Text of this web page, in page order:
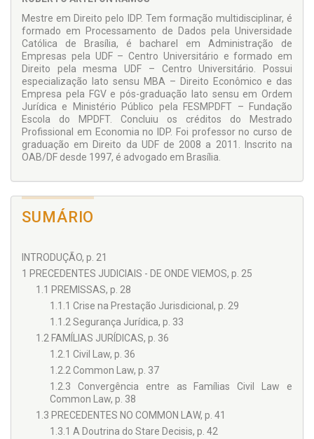
posicionar a respeito de polêmicas decorrentes da adoção
desse modelo no direito brasileiro.” (do Prefácio, Prof. Luiz
Wambier).
Mestre em Direito pelo IDP. Tem formação multidisciplinar, é
formado em Processamento de Dados pela Universidade
Católica de Brasília, é bacharel em Administração de
Empresas pela UDF – Centro Universitário e formado em
Direito pela mesma UDF – Centro Universitário. Possui
especialização lato sensu MBA – Direito Econômico e das
Empresa pela FGV e pós-graduação lato sensu em Ordem
Jurídica e Ministério Público pela FESMPDFT – Fundação
Escola do MPDFT. Concluiu os créditos do Mestrado
Profissional em Economia no IDP. Foi professor no curso de
graduação em Direito da UDF de 2008 a 2011. Inscrito na
OAB/DF desde 1997, é advogado em Brasília.
SUMÁRIO
INTRODUÇÃO, p. 21
1 PRECEDENTES JUDICIAIS - DE ONDE VIEMOS, p. 25
1.1 PREMISSAS, p. 28
1.1.1 Crise na Prestação Jurisdicional, p. 29
1.1.2 Segurança Jurídica, p. 33
1.2 FAMÍLIAS JURÍDICAS, p. 36
1.2.1 Civil Law, p. 36
1.2.2 Common Law, p. 37
1.2.3 Convergência entre as Famílias Civil Law e
Common Law, p. 38
1.3 PRECEDENTES NO COMMON LAW, p. 41
1.3.1 A Doutrina do Stare Decisis, p. 42